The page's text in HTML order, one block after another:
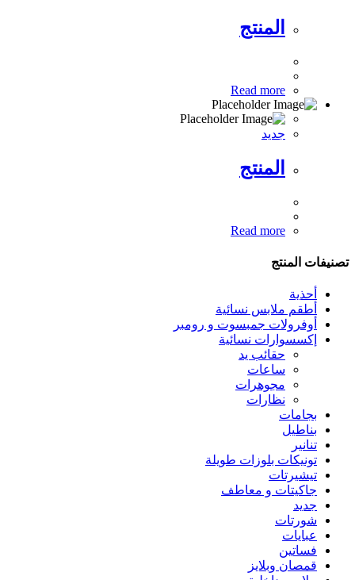
المنتج
Read more
جديد
المنتج
Read more
تصنيفات المنتج
أحذية
أطقم ملابس نسائية
أوفرولات جمبسوت و رومبر
إكسسوارات نسائية
حقائب يد
ساعات
مجوهرات
نظارات
بجامات
بناطيل
تنانير
تونيكات بلوزات طويلة
تيشيرتات
جاكيتات و معاطف
جديد
شورتات
عبايات
فساتين
قمصان وبلايز